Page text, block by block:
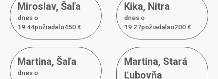
Miroslav, Šaľa
dnes o
19:44požiadalo450 €
Kika, Nitra
dnes o
19:27požiadalao200 €
Martina, Šaľa
dnes o
Martina, Stará
Ľubovňa